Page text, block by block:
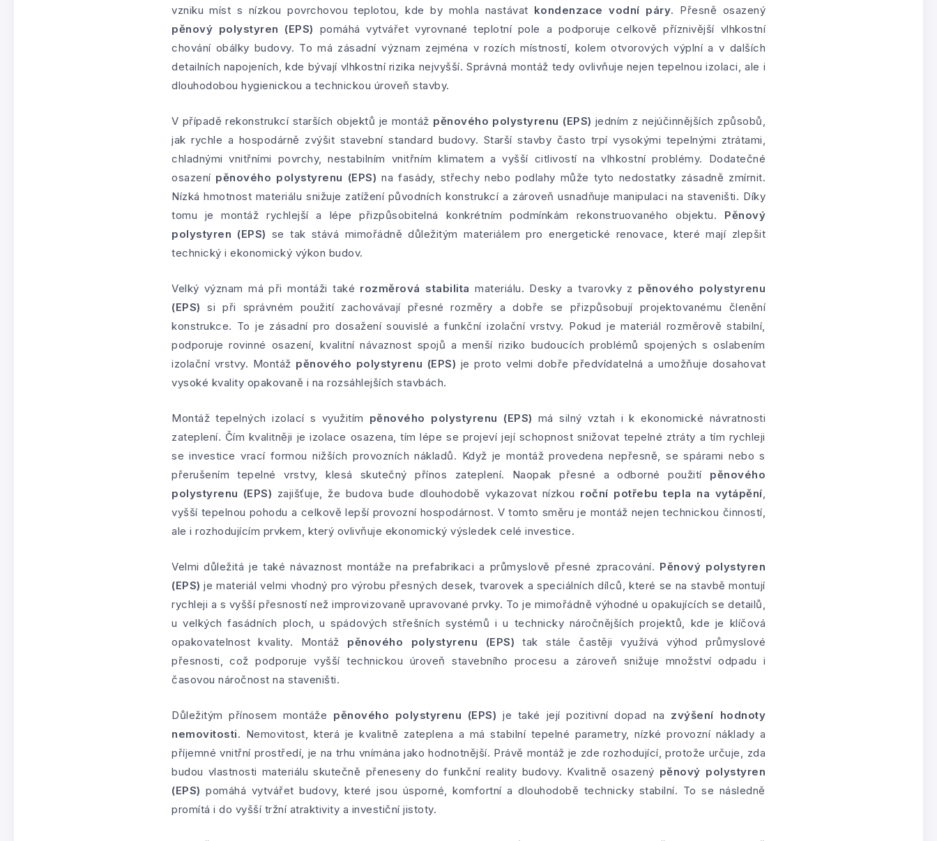
vzniku míst s nízkou povrchovou teplotou, kde by mohla nastávat kondenzace vodní páry. Přesně osazený
pěnový polystyren (EPS) pomáhá vytvářet vyrovnané teplotní pole a podporuje celkově příznivější vlhkostní
chování obálky budovy. To má zásadní význam zejména v rozích místností, kolem otvorových výplní a v dalších
detailních napojeních, kde bývají vlhkostní rizika nejvyšší. Správná montáž tedy ovlivňuje nejen tepelnou izolaci, ale i
dlouhodobou hygienickou a technickou úroveň stavby.
V případě rekonstrukcí starších objektů je montáž pěnového polystyrenu (EPS) jedním z nejúčinnějších způsobů,
jak rychle a hospodárně zvýšit stavební standard budovy. Starší stavby často trpí vysokými tepelnými ztrátami,
chladnými vnitřními povrchy, nestabilním vnitřním klimatem a vyšší citlivostí na vlhkostní problémy. Dodatečné
osazení pěnového polystyrenu (EPS) na fasády, střechy nebo podlahy může tyto nedostatky zásadně zmírnit.
Nízká hmotnost materiálu snižuje zatížení původních konstrukcí a zároveň usnadňuje manipulaci na staveništi. Díky
tomu je montáž rychlejší a lépe přizpůsobitelná konkrétním podmínkám rekonstruovaného objektu. Pěnový
polystyren (EPS) se tak stává mimořádně důležitým materiálem pro energetické renovace, které mají zlepšit
technický i ekonomický výkon budov.
Velký význam má při montáži také rozměrová stabilita materiálu. Desky a tvarovky z pěnového polystyrenu
(EPS) si při správném použití zachovávají přesné rozměry a dobře se přizpůsobují projektovanému členění
konstrukce. To je zásadní pro dosažení souvislé a funkční izolační vrstvy. Pokud je materiál rozměrově stabilní,
podporuje rovinné osazení, kvalitní návaznost spojů a menší riziko budoucích problémů spojených s oslabením
izolační vrstvy. Montáž pěnového polystyrenu (EPS) je proto velmi dobře předvídatelná a umožňuje dosahovat
vysoké kvality opakovaně i na rozsáhlejších stavbách.
Montáž tepelných izolací s využitím pěnového polystyrenu (EPS) má silný vztah i k ekonomické návratnosti
zateplení. Čím kvalitněji je izolace osazena, tím lépe se projeví její schopnost snižovat tepelné ztráty a tím rychleji
se investice vrací formou nižších provozních nákladů. Když je montáž provedena nepřesně, se spárami nebo s
přerušením tepelné vrstvy, klesá skutečný přínos zateplení. Naopak přesné a odborné použití pěnového
polystyrenu (EPS) zajišťuje, že budova bude dlouhodobě vykazovat nízkou roční potřebu tepla na vytápění,
vyšší tepelnou pohodu a celkově lepší provozní hospodárnost. V tomto směru je montáž nejen technickou činností,
ale i rozhodujícím prvkem, který ovlivňuje ekonomický výsledek celé investice.
Velmi důležitá je také návaznost montáže na prefabrikaci a průmyslově přesné zpracování. Pěnový polystyren
(EPS) je materiál velmi vhodný pro výrobu přesných desek, tvarovek a speciálních dílců, které se na stavbě montují
rychleji a s vyšší přesností než improvizovaně upravované prvky. To je mimořádně výhodné u opakujících se detailů,
u velkých fasádních ploch, u spádových střešních systémů i u technicky náročnějších projektů, kde je klíčová
opakovatelnost kvality. Montáž pěnového polystyrenu (EPS) tak stále častěji využívá výhod průmyslové
přesnosti, což podporuje vyšší technickou úroveň stavebního procesu a zároveň snižuje množství odpadu i
časovou náročnost na staveništi.
Důležitým přínosem montáže pěnového polystyrenu (EPS) je také její pozitivní dopad na zvýšení hodnoty
nemovitosti. Nemovitost, která je kvalitně zateplena a má stabilní tepelné parametry, nízké provozní náklady a
příjemné vnitřní prostředí, je na trhu vnímána jako hodnotnější. Právě montáž je zde rozhodující, protože určuje, zda
budou vlastnosti materiálu skutečně přeneseny do funkční reality budovy. Kvalitně osazený pěnový polystyren
(EPS) pomáhá vytvářet budovy, které jsou úsporné, komfortní a dlouhodobě technicky stabilní. To se následně
promítá i do vyšší tržní atraktivity a investiční jistoty.